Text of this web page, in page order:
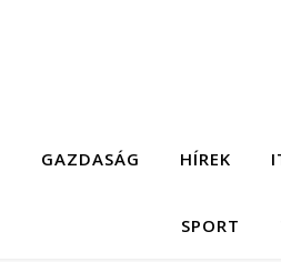
GAZDASÁG HÍREK
SPORT